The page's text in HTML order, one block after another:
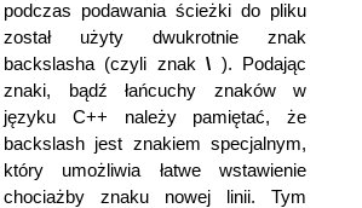
podczas podawania ścieżki do pliku
został użyty dwukrotnie znak
backslasha (czyli znak\ ). Podając
znaki, bądź łańcuchy znaków w
języku C++ należy pamiętać, że
backslash jest znakiem specjalnym,
który umożliwia łatwe wstawienie
chociażby znaku nowej linii. Tym